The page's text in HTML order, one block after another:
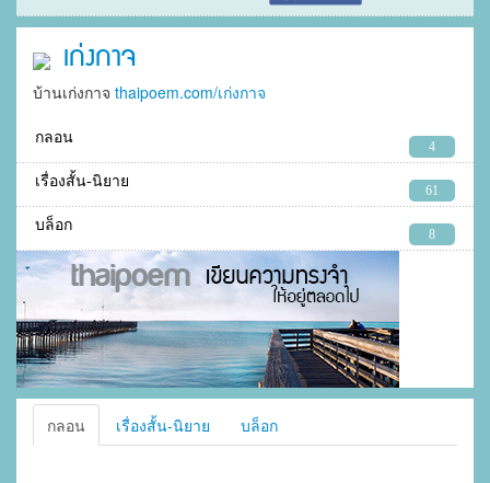
เก่งกาจ
บ้านเก่งกาจ thaipoem.com/เก่งกาจ
กลอน
4
เรื่องสั้น-นิยาย
61
บล็อก
8
กลอน เรื่องสั้น-นิยาย บล็อก